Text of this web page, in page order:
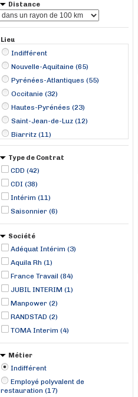
Distance
Lieu
Indifférent
Nouvelle-Aquitaine (65)
Pyrénées-Atlantiques (55)
Occitanie (32)
Hautes-Pyrénées (23)
Saint-Jean-de-Luz (12)
Biarritz (11)
Lourdes (11)
Anglet (6)
Pau (6)
Bidart (5)
Auch (4)
Bayonne (4)
Type de Contrat
CDD (42)
CDI (38)
Intérim (11)
Saisonnier (6)
Société
Adéquat Intérim (3)
Aquila Rh (1)
France Travail (84)
JUBIL INTERIM (1)
Manpower (2)
RANDSTAD (2)
TOMA Interim (4)
Métier
Indifférent
Employé polyvalent de
restauration (17)